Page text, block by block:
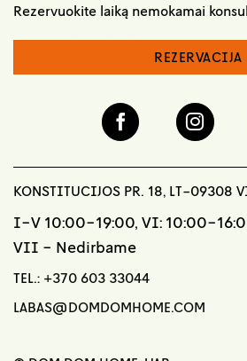
Rezervuokite laiką nemokamai
REZERVACIJA
KONSTITUCIJOS PR. 18, LT-09308
I-V 10:00-19:00, VI: 10:00-
VII - Nedirbame
TEL.: +370 603 33044
LABAS@DOMDOMHOME.COM